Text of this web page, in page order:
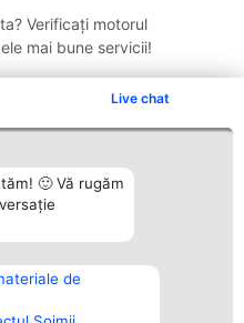
Live chat
🙂 Vă rugăm
de
Verificați motorul
mai bune servicii!
Contact